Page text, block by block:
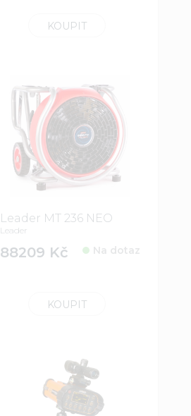
KOUPIT
Leader MT 236 NEO
Leader
88209 Kč Na dotaz
KOUPIT